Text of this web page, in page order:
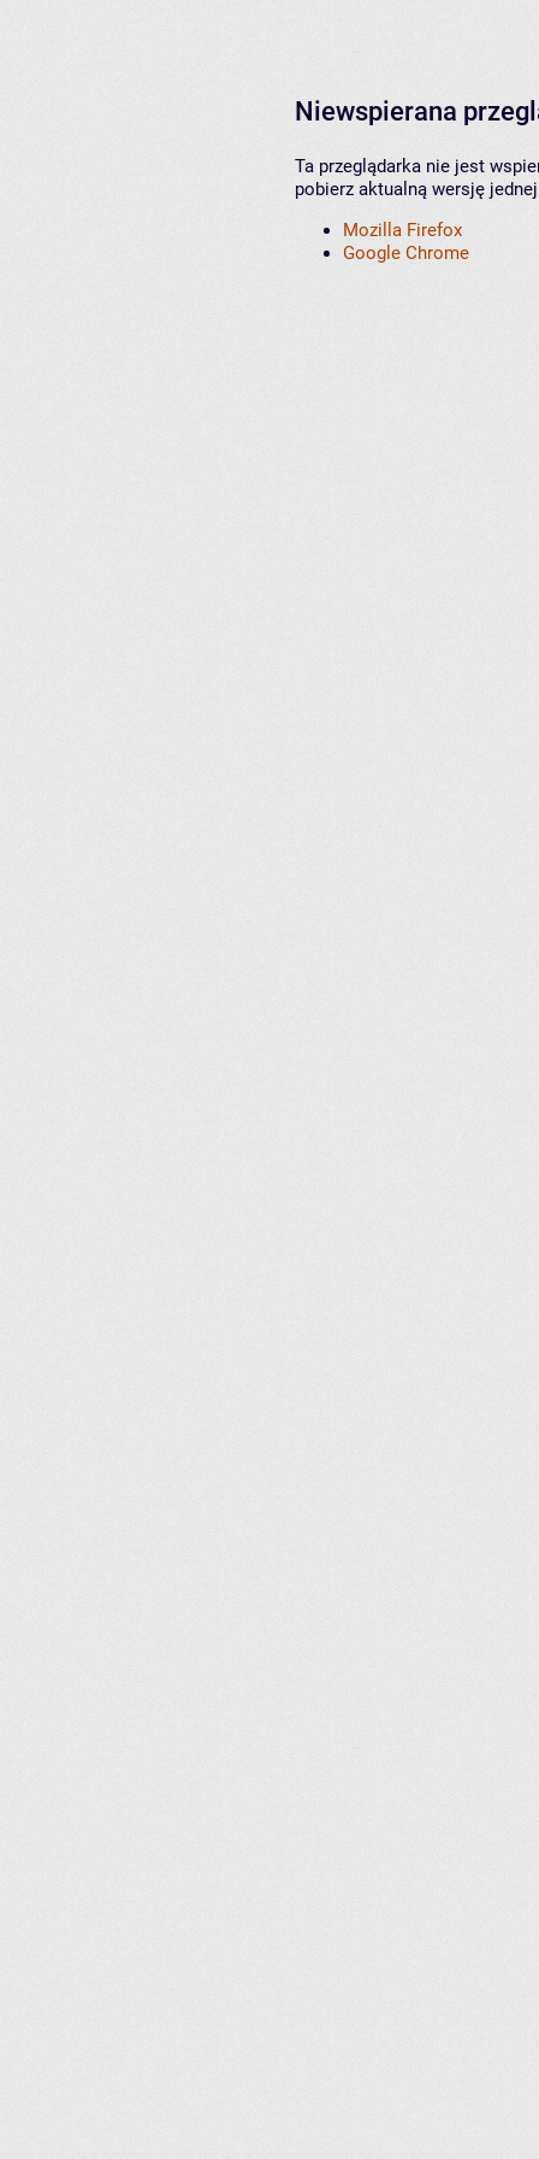
Niewspierana
Ta przeglądarka nie jest
pobierz aktualną wersję
Mozilla Firefox
Google Chrome